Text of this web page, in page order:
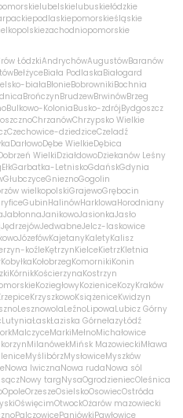
lubelskielubuskiełódzkie
podlaskiepomorskieśląskie
zachodniopomorskie
ŁódzkiAndrychówAugustówBaranów
BełżyceBiała PodlaskaBiałogard
białaBłonieBobrownikiBochnia
BrończynBrudzewBrwinówBrzeg
Bulkowo-KoloniaBusko-zdrójBydgoszcz
ChrzanówChrzypsko Wielkie
Czechowice-dziedziceCzeladź
DarłowoDębe WielkieDębica
WielkiDziałdowoDziekanów Leśny
EłkGarbatka-LetniskoGdańskGdynia
GłubczyceGnieznoGogolin
wielkopolskiGrajewoGrębocin
GubinHalinówHarklowaHorodniany
JabłonnaJanikowoJasionkaJasło
JędrzejówJedwabneJelcz-laskowice
JózefówKajetanyKaletyKalisz
koźleKętrzynKielceKietrzKletnia
KobyłkaKołobrzegKomornikiKonin
KórnikKościerzynaKostrzyn
KoziegłowyKozieniceKozyKraków
KrzyszkowoKsiążeniceKwidzyn
LesznowolaLeźnoLipowaLubicz Górny
LutyniaŁaskŁaziska GórnełazyŁódź
MalczyceMarkiMełnoMichałowice
MilanówekMińsk MazowieckiMława
MyślibórzMysłowiceMyszków
Nowa IwicznaNowa rudaNowa sól
Nowy targNysaOgrodzieniecOleśnica
OpoleOrzeszeOsielskoOsowiecOstróda
OświęcimOtwockOżarów mazowiecki
PalczowicePaniówkiPawłowice